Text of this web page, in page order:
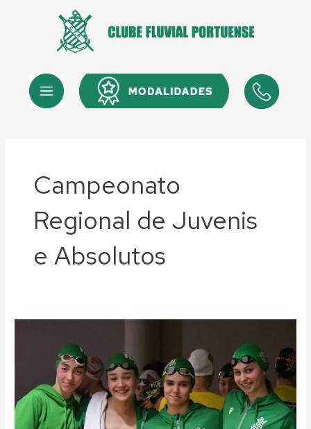
Menu Menu
Campeonato
Regional de Juvenis
e Absolutos
Campeonato
Regional